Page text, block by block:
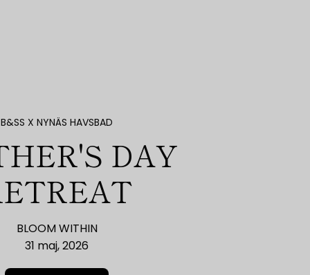
B&SS X NYNÄS HAVSBAD
DAY
BLOOM WITHIN
31 maj, 2026